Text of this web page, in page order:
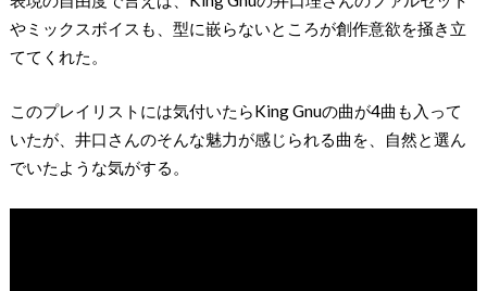
やミックスボイスも、型に嵌らないところが創作意欲を掻き立
ててくれた。
このプレイリストには気付いたらKing Gnuの曲が4曲も入って
いたが、井口さんのそんな魅力が感じられる曲を、自然と選ん
でいたような気がする。